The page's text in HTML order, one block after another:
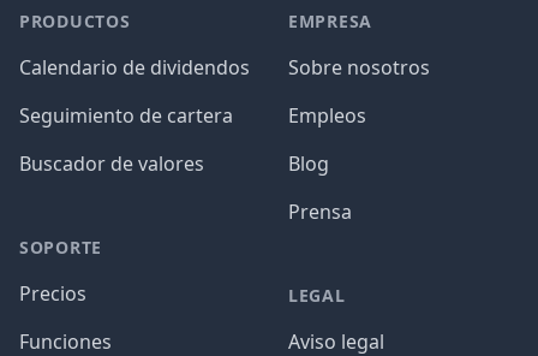
PRODUCTOS
Calendario de dividendos
Seguimiento de cartera
Buscador de valores
SOPORTE
Precios
Funciones
EMPRESA
Sobre nosotros
Empleos
Blog
Prensa
LEGAL
Aviso legal